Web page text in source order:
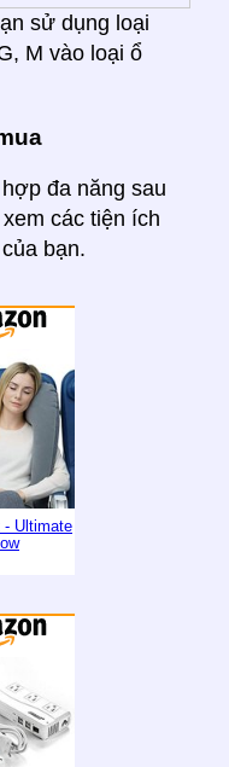
sử dụng loại
M vào loại ổ
đa năng sau
các tiện ích
bạn.
- Ultimate